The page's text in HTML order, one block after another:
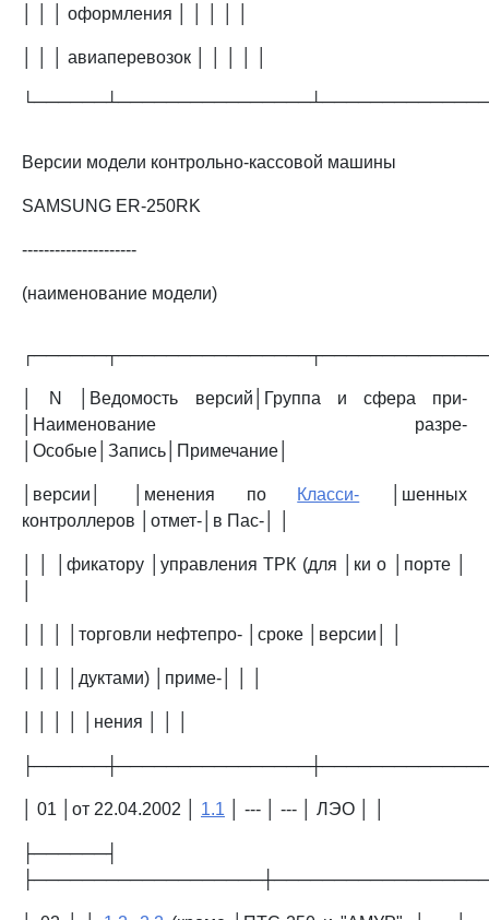
│ │ │ оформления │ │ │ │ │
│ │ │ авиаперевозок │ │ │ │ │
Версии модели контрольно-кассовой машины
SAMSUNG ER-250RK
---------------------
(наименование модели)
│ N │Ведомость версий│Группа и сфера при-
│Наименование разре-
│Особые│Запись│Примечание│
│версии│ │менения по Класси- │шенных
контроллеров │отмет-│в Пас-│ │
│ │ │фикатору │управления ТРК (для │ки о │порте │
│ │ │ │торговли нефтепро- │сроке │версии│ │
│ │ │ │дуктами) │приме-│ │ │
│ │ │ │ │нения │ │ │
│ 01 │от 22.04.2002 │ 1.1 │ --- │ --- │ ЛЭО │ │
├──────┤